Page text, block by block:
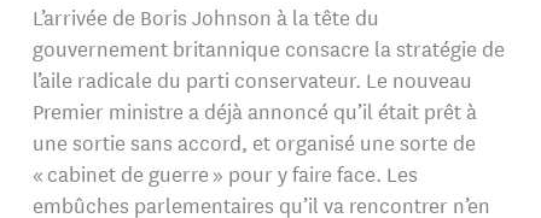
L’arrivée de Boris Johnson à la tête du
gouvernement britannique consacre la stratégie de
l’aile radicale du parti conservateur. Le nouveau
Premier ministre a déjà annoncé qu’il était prêt à
une sortie sans accord, et organisé une sorte de
« cabinet de guerre » pour y faire face. Les
embûches parlementaires qu’il va rencontrer n’en